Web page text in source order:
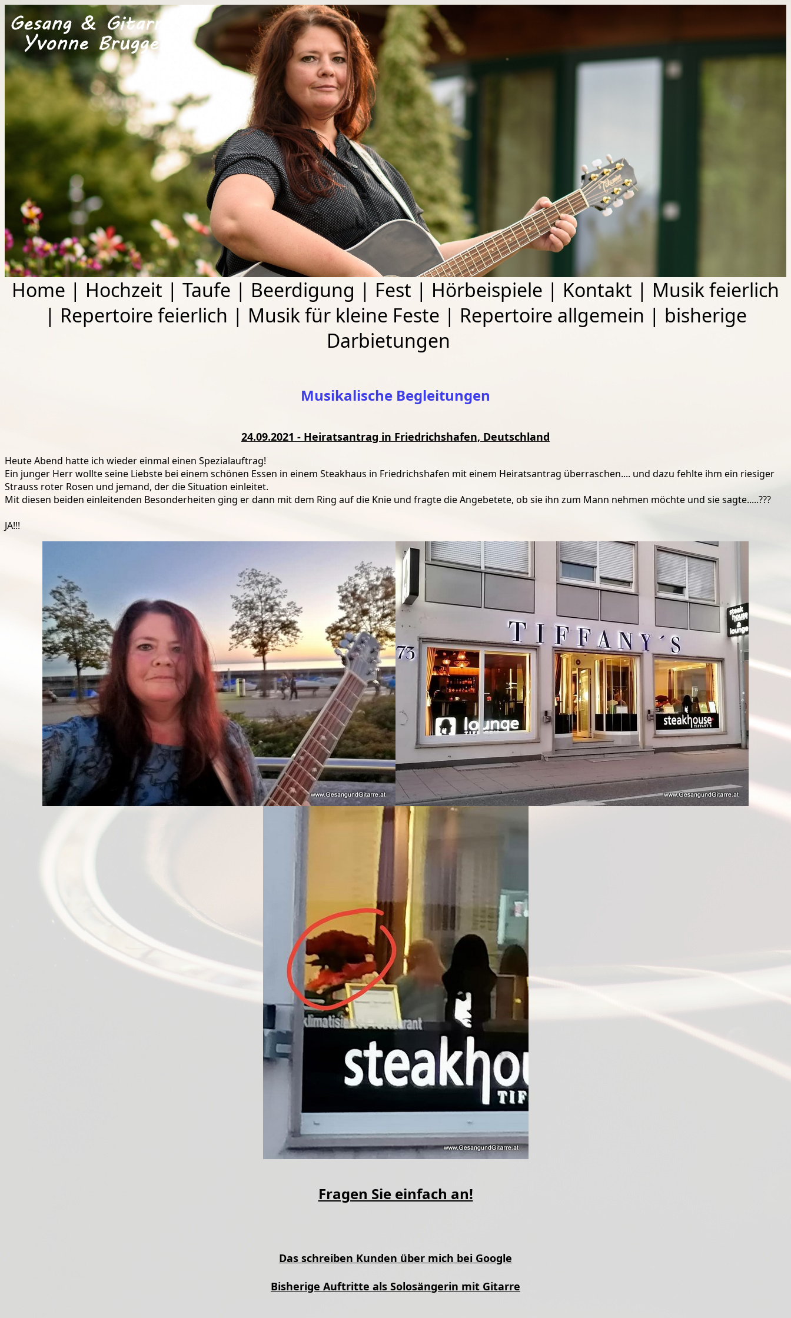
Home | Hochzeit | Taufe | Beerdigung | Fest | Hörbeispiele | Kontakt | Musik feierlich
| Repertoire feierlich | Musik für kleine Feste | Repertoire allgemein | bisherige
Darbietungen
Musikalische Begleitungen
24.09.2021 - Heiratsantrag in Friedrichshafen, Deutschland
Heute Abend hatte ich wieder einmal einen Spezialauftrag!
Ein junger Herr wollte seine Liebste bei einem schönen Essen in einem Steakhaus in Friedrichshafen mit einem Heiratsantrag überraschen.... und dazu fehlte ihm ein riesiger
Strauss roter Rosen und jemand, der die Situation einleitet.
Mit diesen beiden einleitenden Besonderheiten ging er dann mit dem Ring auf die Knie und fragte die Angebetete, ob sie ihn zum Mann nehmen möchte und sie sagte.....???
JA!!!
Fragen Sie einfach an!
Das schreiben Kunden über mich bei Google
Bisherige Auftritte als Solosängerin mit Gitarre